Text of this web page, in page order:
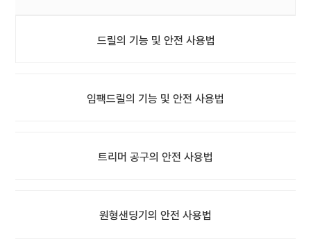
드릴의 기능 및 안전 사용법
임팩드릴의 기능 및 안전 사용법
트리머 공구의 안전 사용법
원형샌딩기의 안전 사용법